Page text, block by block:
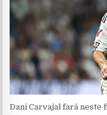
Dani Carvajal fará neste